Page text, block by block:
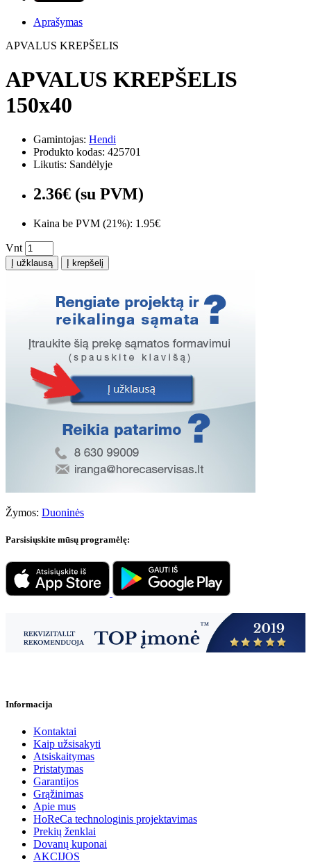
Aprašymas
APVALUS KREPŠELIS
APVALUS KREPŠELIS
150x40
Gamintojas: Hendi
Produkto kodas: 425701
Likutis: Sandėlyje
2.36€ (su PVM)
Kaina be PVM (21%): 1.95€
Vnt
Į užklausą Į krepšelį
Žymos: Duoninės
Parsisiųskite mūsų programėlę:
Informacija
Kontaktai
Kaip užsisakyti
Atsiskaitymas
Pristatymas
Garantijos
Grąžinimas
Apie mus
HoReCa technologinis projektavimas
Prekių ženklai
Dovanų kuponai
AKCIJOS